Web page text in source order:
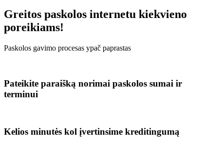
Greitos paskolos internetu kiekvieno
poreikiams!
Paskolos gavimo procesas ypač paprastas
Pateikite paraišką norimai paskolos sumai ir
terminui
Kelios minutės kol įvertinsime kreditingumą